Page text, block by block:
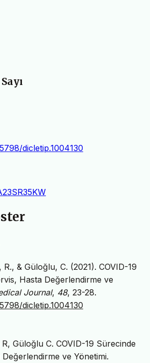
dicletip.1004130
& Güloğlu, C. (2021). COVID-19
Hasta Değerlendirme ve
Journal, 48, 23-28.
dicletip.1004130
Güloğlu C. COVID-19 Sürecinde
ve Yönetimi.